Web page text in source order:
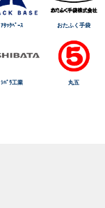
ｱﾀｯｸﾍﾞｰｽ おたふく手袋
ｼﾊﾞﾗ工業 丸五